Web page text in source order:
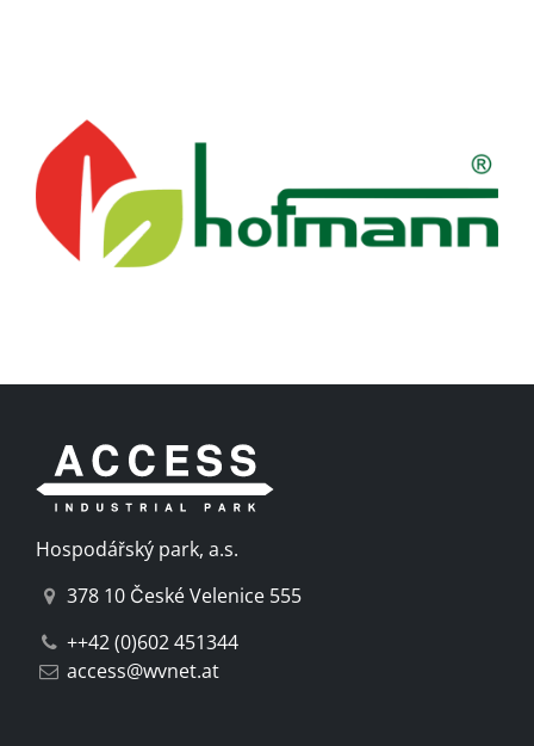
Previous Next
Hospodářský park, a.s.
378 10 České Velenice 555
++42 (0)602 451344
access@wvnet.at